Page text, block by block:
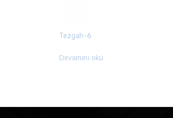
Tezgah-6
Devamını oku